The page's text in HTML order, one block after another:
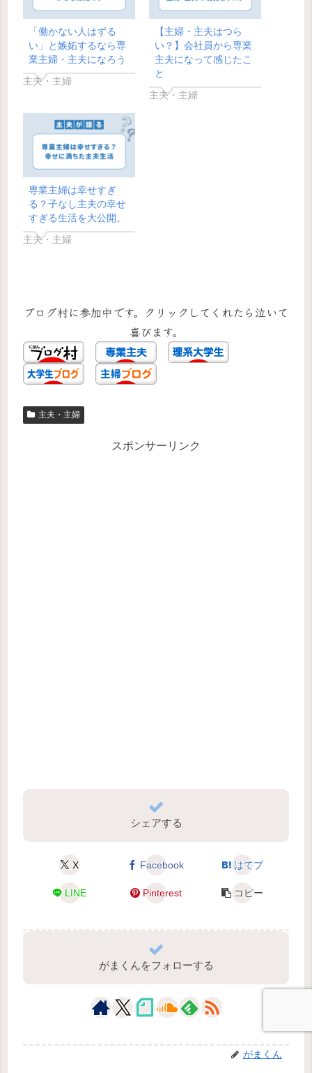
「働かない人はずる
い」と嫉妬するなら専
業主婦・主夫になろう
主夫・主婦
【主婦・主夫はつら
い？】会社員から専業
主夫になって感じたこ
と
主夫・主婦
専業主婦は幸せすぎ
る？子なし主夫の幸せ
すぎる生活を大公開。
主夫・主婦
ブログ村に参加中です。クリックしてくれたら泣いて
喜びます。
主夫・主婦
スポンサーリンク
シェアする
X Facebook はてブ
LINE Pinterest コピー
がまくんをフォローする
がまくん